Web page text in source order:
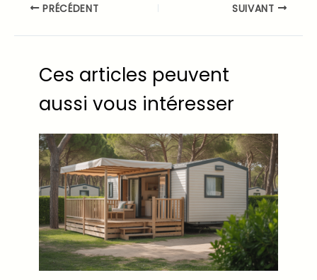
PRÉCÉDENT SUIVANT
Ces articles peuvent
aussi vous intéresser